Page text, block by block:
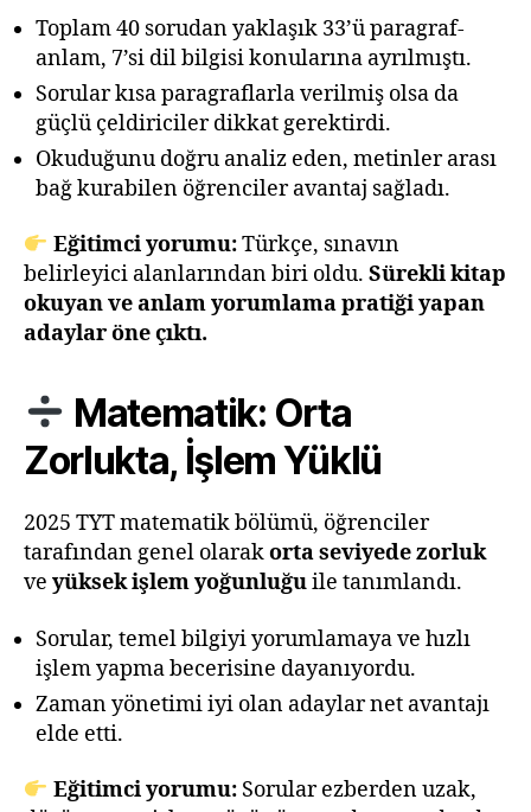
Toplam 40 sorudan yaklaşık 33’ü paragraf-
anlam, 7’si dil bilgisi konularına ayrılmıştı.
Sorular kısa paragraflarla verilmiş olsa da
güçlü çeldiriciler dikkat gerektirdi.
Okuduğunu doğru analiz eden, metinler arası
bağ kurabilen öğrenciler avantaj sağladı.
Eğitimci yorumu:Türkçe, sınavın
belirleyici alanlarından biri oldu. Sürekli kitap
okuyan ve anlam yorumlama pratiği yapan
adaylar öne çıktı.
Matematik: Orta
Zorlukta, İşlem Yüklü
2025 TYT matematik bölümü, öğrenciler
tarafından genel olarakorta seviyede zorluk
ve yüksek işlem yoğunluğuile tanımlandı.
Sorular, temel bilgiyi yorumlamaya ve hızlı
işlem yapma becerisine dayanıyordu.
Zaman yönetimi iyi olan adaylar net avantajı
elde etti.
Eğitimci yorumu:Sorular ezberden uzak,